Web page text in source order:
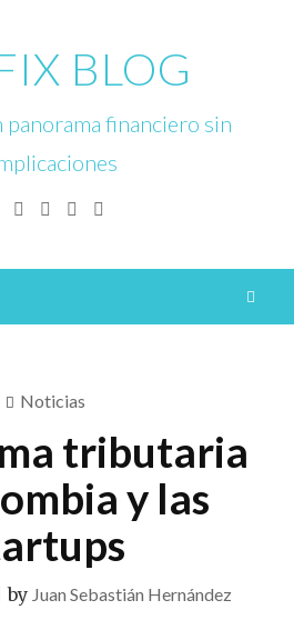
BLOG
panorama financiero sin
Facebook
TwitterLinkedinInstagram
Noticias
tributaria
y las
|by Juan Sebastián Hernández